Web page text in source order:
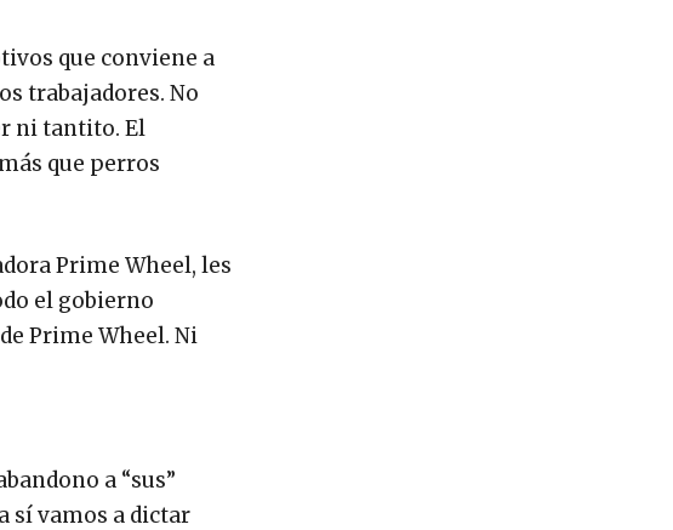
que conviene a
trabajadores. No
ni tantito. El
que perros
Prime Wheel, les
el gobierno
Prime Wheel. Ni
a “sus”
sí vamos a dictar